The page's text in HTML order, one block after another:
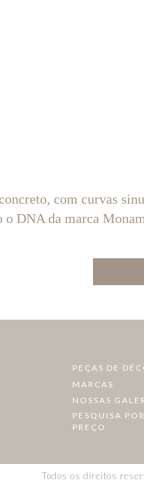
com curvas
o DNA da marca
PEÇAS DE
MARCAS
NOSSAS
PESQUISA POR
PREÇO
Todos os direitos